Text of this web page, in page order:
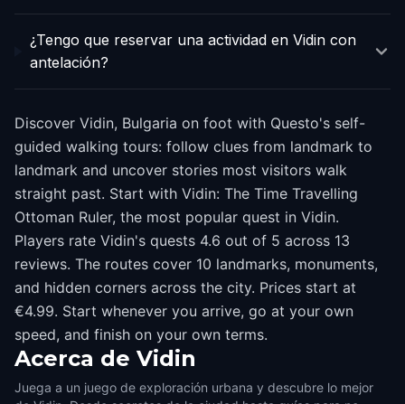
¿Tengo que reservar una actividad en Vidin con
antelación?
Discover Vidin, Bulgaria on foot with Questo's self-
guided walking tours: follow clues from landmark to
landmark and uncover stories most visitors walk
straight past. Start with Vidin: The Time Travelling
Ottoman Ruler, the most popular quest in Vidin.
Players rate Vidin's quests 4.6 out of 5 across 13
reviews. The routes cover 10 landmarks, monuments,
and hidden corners across the city. Prices start at
€4.99. Start whenever you arrive, go at your own
speed, and finish on your own terms.
Acerca de Vidin
Juega a un juego de exploración urbana y descubre lo mejor